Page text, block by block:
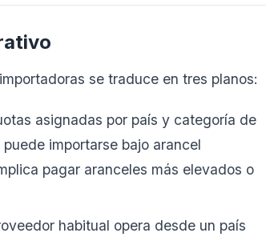
se traduce en tres planos:
asignadas por país y categoría de
importarse bajo arancel
pagar aranceles más elevados o
habitual opera desde un país